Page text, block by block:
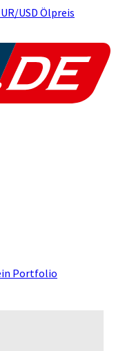
USD Ölpreis
Portfolio